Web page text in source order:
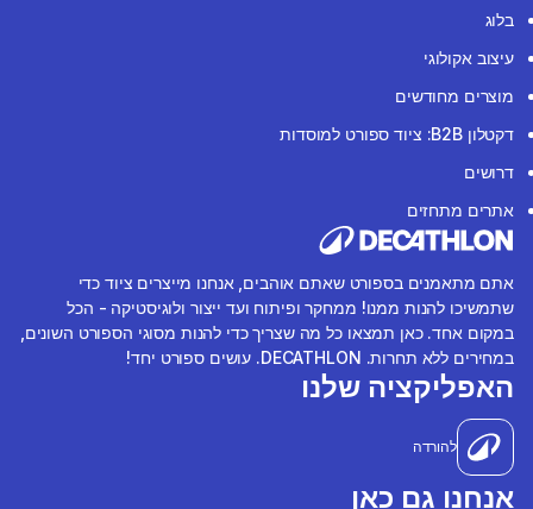
בלוג
עיצוב אקולוגי
מוצרים מחודשים
דקטלון B2B: ציוד ספורט למוסדות
דרושים
אתרים מתחזים
אתם מתאמנים בספורט שאתם אוהבים, אנחנו מייצרים ציוד כדי
שתמשיכו להנות ממנו! ממחקר ופיתוח ועד ייצור ולוגיסטיקה - הכל
במקום אחד. כאן תמצאו כל מה שצריך כדי להנות מסוגי הספורט השונים,
במחירים ללא תחרות. DECATHLON. עושים ספורט יחד!
האפליקציה שלנו
להורדה
אנחנו גם כאן